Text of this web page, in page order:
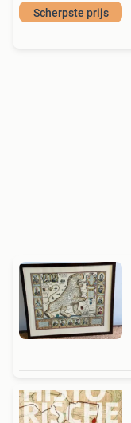
Scherpste prijs